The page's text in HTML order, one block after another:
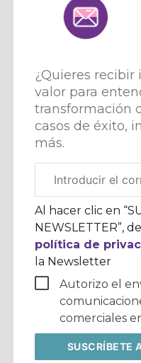
¿Quieres
valor para
transformación
casos de éxito,
más.
electrónico
corporativo
Al hacer clic en
NEWSLETTER”,
política de
la Newsletter
Autorizo el
comerciales
SUSCRÍBETE